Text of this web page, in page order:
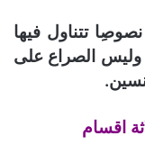
تتناول فيها
وليس الصراع على
اقسام